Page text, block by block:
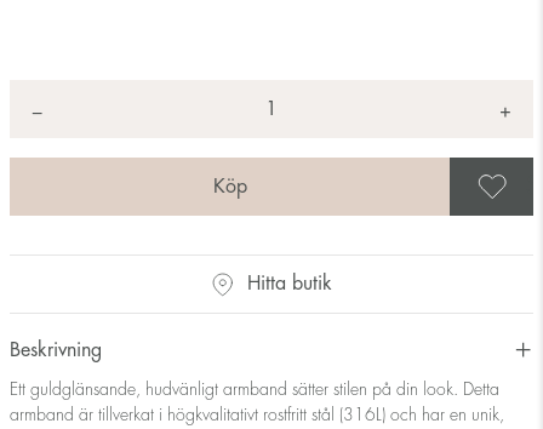
− +
Hitta butik
Beskrivning
Ett guldglänsande, hudvänligt armband sätter stilen på din look. Detta
armband är tillverkat i högkvalitativt rostfritt stål (316L) och har en unik,